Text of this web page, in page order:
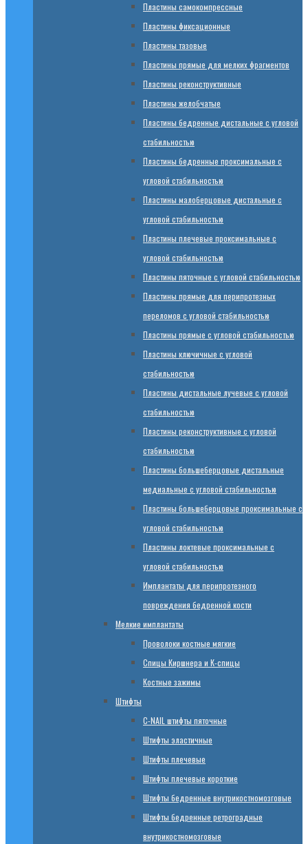
Пластины самокомпрессные
Пластины фиксационные
Пластины тазовые
Пластины прямые для мелких фрагментов
Пластины реконструктивные
Пластины желобчатые
Пластины бедренные дистальные с угловой
стабильностью
Пластины бедренные проксимальные с
угловой стабильностью
Пластины малоберцовые дистальные с
угловой стабильностью
Пластины плечевые проксимальные с
угловой стабильностью
Пластины пяточные с угловой стабильностью
Пластины прямые для перипротезных
переломов с угловой стабильностью
Пластины прямые с угловой стабильностью
Пластины ключичные с угловой
стабильностью
Пластины дистальные лучевые с угловой
стабильностью
Пластины реконструктивные с угловой
стабильностью
Пластины большеберцовые дистальные
медиальные с угловой стабильностью
Пластины большеберцовые проксимальные с
угловой стабильностью
Пластины локтевые проксимальные с
угловой стабильностью
Имплантаты для перипротезного
повреждения бедренной кости
Мелкие имплантаты
Проволоки костные мягкие
Спицы Киршнера и К-спицы
Костные зажимы
Штифты
C-NAIL штифты пяточные
Штифты эластичные
Штифты плечевые
Штифты плечевые короткие
Штифты бедренные внутрикостномозговые
Штифты бедренные ретроградные
внутрикостномозговые